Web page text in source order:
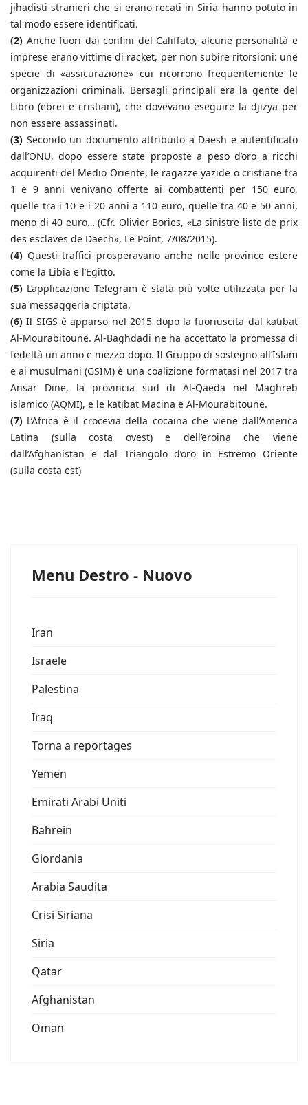
jihadisti stranieri che si erano recati in Siria hanno potuto in
tal modo essere identificati.
(2) Anche fuori dai confini del Califfato, alcune personalità e
imprese erano vittime di racket, per non subire ritorsioni: une
specie di «assicurazione» cui ricorrono frequentemente le
organizzazioni criminali. Bersagli principali era la gente del
Libro (ebrei e cristiani), che dovevano eseguire la djizya per
non essere assassinati.
(3) Secondo un documento attribuito a Daesh e autentificato
dall’ONU, dopo essere state proposte a peso d’oro a ricchi
acquirenti del Medio Oriente, le ragazze yazide o cristiane tra
1 e 9 anni venivano offerte ai combattenti per 150 euro,
quelle tra i 10 e i 20 anni a 110 euro, quelle tra 40 e 50 anni,
meno di 40 euro… (Cfr. Olivier Bories, «La sinistre liste de prix
des esclaves de Daech», Le Point, 7/08/2015).
(4) Questi traffici prosperavano anche nelle province estere
come la Libia e l’Egitto.
(5) L’applicazione Telegram è stata più volte utilizzata per la
sua messaggeria criptata.
(6) Il SIGS è apparso nel 2015 dopo la fuoriuscita dal katibat
Al-Mourabitoune. Al-Baghdadi ne ha accettato la promessa di
fedeltà un anno e mezzo dopo. Il Gruppo di sostegno all’Islam
e ai musulmani (GSIM) è una coalizione formatasi nel 2017 tra
Ansar Dine, la provincia sud di Al-Qaeda nel Maghreb
islamico (AQMI), e le katibat Macina e Al-Mourabitoune.
(7) L’Africa è il crocevia della cocaina che viene dall’America
Latina (sulla costa ovest) e dell’eroina che viene
dall’Afghanistan e dal Triangolo d’oro in Estremo Oriente
(sulla costa est)
Menu Destro - Nuovo
Iran
Israele
Palestina
Iraq
Torna a reportages
Yemen
Emirati Arabi Uniti
Bahrein
Giordania
Arabia Saudita
Crisi Siriana
Siria
Qatar
Afghanistan
Oman